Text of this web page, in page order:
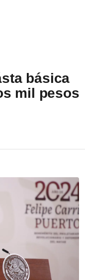
básica
mil pesos